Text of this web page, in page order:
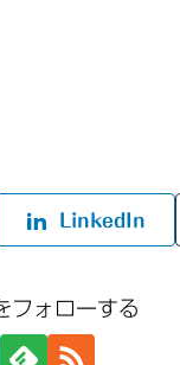
LinkedIn
フォローする